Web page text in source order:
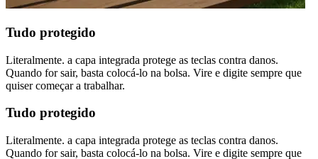
Tudo protegido
Literalmente. a capa integrada protege as teclas contra danos.
Quando for sair, basta colocá-lo na bolsa. Vire e digite sempre que
quiser começar a trabalhar.
Tudo protegido
Literalmente. a capa integrada protege as teclas contra danos.
Quando for sair, basta colocá-lo na bolsa. Vire e digite sempre que